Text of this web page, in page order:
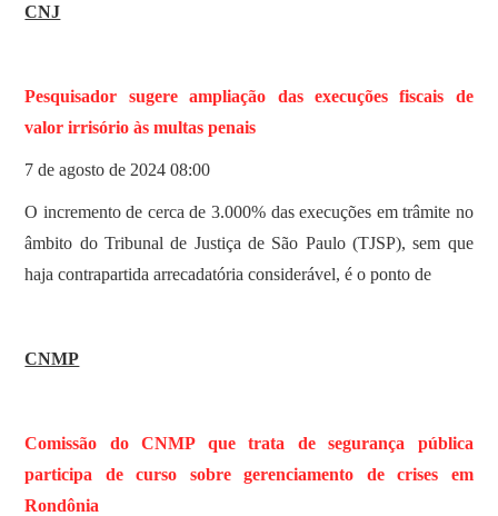
CNJ
Pesquisador sugere ampliação das execuções fiscais de
valor irrisório às multas penais
7 de agosto de 2024 08:00
O incremento de cerca de 3.000% das execuções em trâmite no
âmbito do Tribunal de Justiça de São Paulo (TJSP), sem que
haja contrapartida arrecadatória considerável, é o ponto de
CNMP
Comissão do CNMP que trata de segurança pública
participa de curso sobre gerenciamento de crises em
Rondônia